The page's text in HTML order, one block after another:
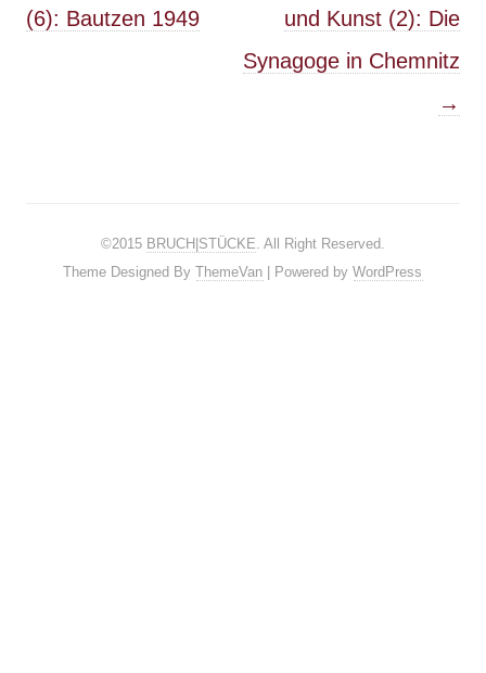
(6): Bautzen 1949
und Kunst (2): Die
Synagoge in Chemnitz
→
©2015 BRUCH|STÜCKE. All Right Reserved.
Theme Designed ByThemeVan | Powered byWordPress